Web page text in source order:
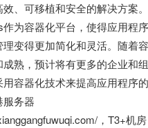
效、可移植和安全的解决方案
作为容器化平台，使得应用程
理变得更加简化和灵活。随着
成熟，预计将有更多的企业和
用容器化技术来提高应用程序
服务器
，T3+机